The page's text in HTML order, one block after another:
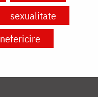
sexualitate
nefericire